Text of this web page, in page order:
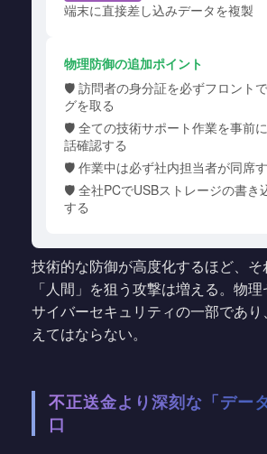
端末に直接差し込みデータを複製
物理防御の追加ポイント
🛡️ 訪問者の身分証を必ずフロント
グを取る
🛡️ 全ての技術サポート作業を事前
話確認する
🛡️ 作業中は必ず社内担当者が同席
🛡️ 全社PCでUSBストレージの書き
する
技術的な防御が高度化するほど、そ
「人間」を狙う攻撃は増える。物
サイバーセキュリティの一部であ
えてはならない。
不正送金より深刻な「デー
口